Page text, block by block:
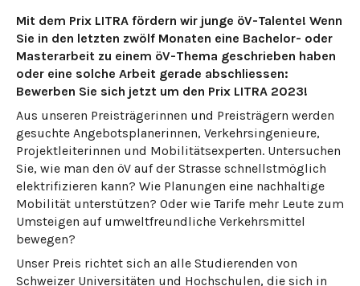
Mit dem Prix LITRA fördern wir junge öV-Talente! Wenn
Sie in den letzten zwölf Monaten eine Bachelor- oder
Masterarbeit zu einem öV-Thema geschrieben haben
oder eine solche Arbeit gerade abschliessen:
Bewerben Sie sich jetzt um den Prix LITRA 2023!
Aus unseren Preisträgerinnen und Preisträgern werden
gesuchte Angebotsplanerinnen, Verkehrsingenieure,
Projektleiterinnen und Mobilitätsexperten. Untersuchen
Sie, wie man den öV auf der Strasse schnellstmöglich
elektrifizieren kann? Wie Planungen eine nachhaltige
Mobilität unterstützen? Oder wie Tarife mehr Leute zum
Umsteigen auf umweltfreundliche Verkehrsmittel
bewegen?
Unser Preis richtet sich an alle Studierenden von
Schweizer Universitäten und Hochschulen, die sich in